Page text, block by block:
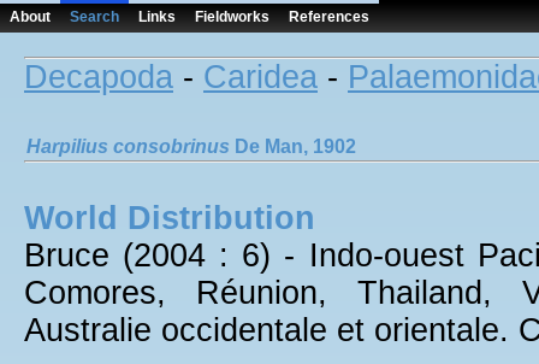
About Search Links Fieldworks References
Decapoda - Caridea -
Harpilius consobrinus De Man, 1902
World Distribution
Bruce (2004 : 6) - Indo-ouest
Comores, Réunion, Thailand,
Australie occidentale et orientale.